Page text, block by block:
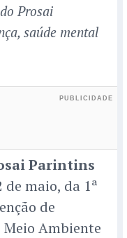
Prosai
saúde mental
Parintins
maio, da 1ª
de
Meio Ambiente